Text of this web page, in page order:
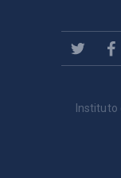
Instituto